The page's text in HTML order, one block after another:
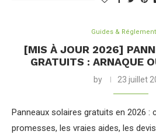
Guides &
[MIS À JOUR 2026]
GRATUITS : ARNAQUE
by 23 juillet
Panneaux solaires gratuits en 2026 :
promesses, les vraies aides, les